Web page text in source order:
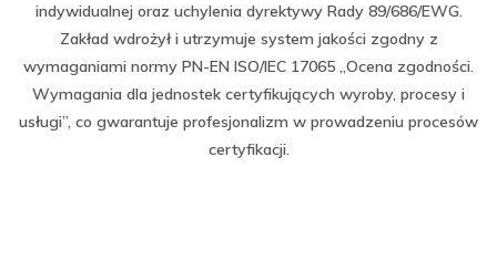
indywidualnej oraz uchylenia dyrektywy Rady 89/686/EWG.
Zakład wdrożył i utrzymuje system jakości zgodny z
wymaganiami normy PN-EN ISO/IEC 17065 „Ocena zgodności.
Wymagania dla jednostek certyfikujących wyroby, procesy i
usługi”, co gwarantuje profesjonalizm w prowadzeniu procesów
certyfikacji.